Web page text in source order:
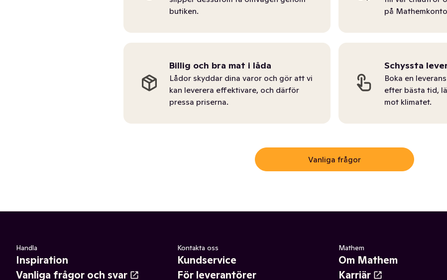
butiken.
på
Billig och bra mat i låda
Lådor skyddar dina varor och gör att vi
kan leverera effektivare, och därför
pressa priserna.
Schyssta
Boka en
efter bästa tid,
mot klimatet.
Vanliga frågor
Handla
Inspiration
Vanliga frågor och svar
Kontakta oss
Kundservice
För leverantörer
Mathem
Om Mathem
Karriär